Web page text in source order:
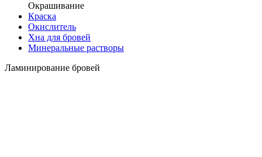
Окрашивание
Краска
Окислитель
Хна для бровей
Минеральные растворы
Ламинирование бровей